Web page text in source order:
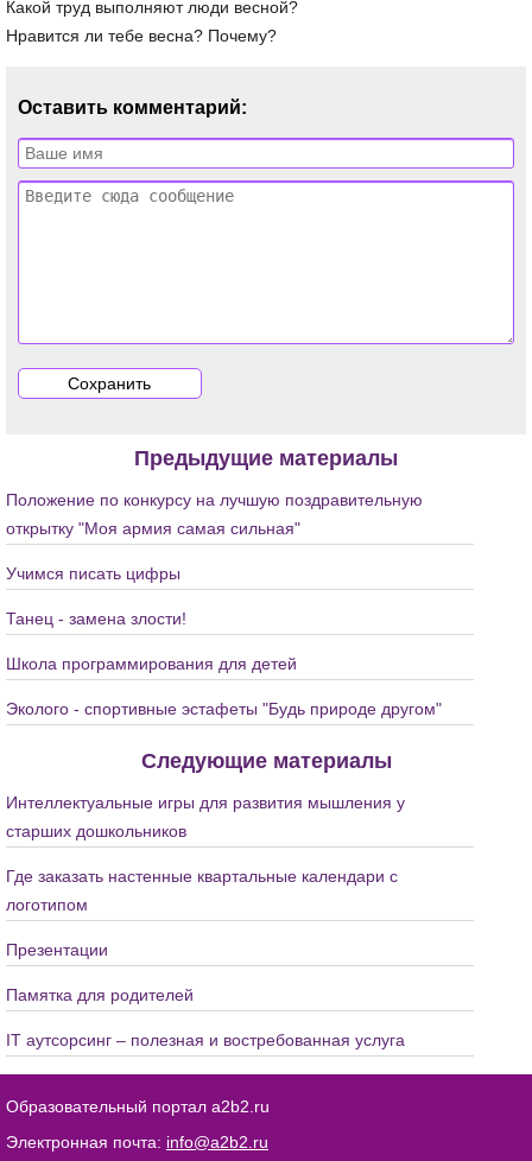
Какой труд выполняют люди весной?
Нравится ли тебе весна? Почему?
Оставить комментарий:
Предыдущие материалы
Положение по конкурсу на лучшую поздравительную
открытку "Моя армия самая сильная"
Учимся писать цифры
Танец - замена злости!
Школа программирования для детей
Эколого - спортивные эстафеты "Будь природе другом"
Следующие материалы
Интеллектуальные игры для развития мышления у
старших дошкольников
Где заказать настенные квартальные календари с
логотипом
Презентации
Памятка для родителей
IT аутсорсинг – полезная и востребованная услуга
Образовательный портал a2b2.ru
Электронная почта: info@a2b2.ru